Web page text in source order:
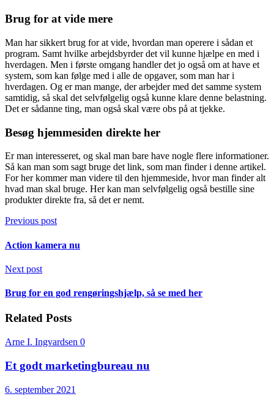
Brug for at vide mere
Man har sikkert brug for at vide, hvordan man operere i sådan et
program. Samt hvilke arbejdsbyrder det vil kunne hjælpe en med i
hverdagen. Men i første omgang handler det jo også om at have et
system, som kan følge med i alle de opgaver, som man har i
hverdagen. Og er man mange, der arbejder med det samme system
samtidig, så skal det selvfølgelig også kunne klare denne belastning.
Det er sådanne ting, man også skal være obs på at tjekke.
Besøg hjemmesiden direkte her
Er man interesseret, og skal man bare have nogle flere informationer.
Så kan man som sagt bruge det link, som man finder i denne artikel.
For her kommer man videre til den hjemmeside, hvor man finder alt
hvad man skal bruge. Her kan man selvfølgelig også bestille sine
produkter direkte fra, så det er nemt.
Previous post
Action kamera nu
Next post
Brug for en god rengøringshjælp, så se med her
Related Posts
Arne I. Ingvardsen 0
Et godt marketingbureau nu
6. september 2021